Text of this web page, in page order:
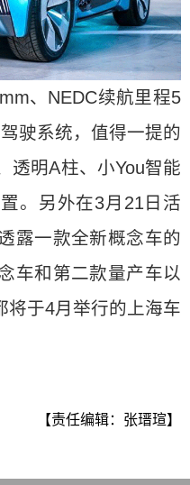
、NEDC续航里程5
驶系统，值得一提的
透明A柱、小You智能
。另外在3月21日活
露一款全新概念车的
车和第二款量产车以
将于4月举行的上海车
【责任编辑：张瑨瑄】